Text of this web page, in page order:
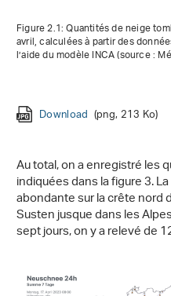
Figure 2.1: Quantités de neige
avril, calculées à partir des
l’aide du modèle INCA (source :
Download (png, 213 Ko)
Download (png, 230 Ko)
Download (png, 251 Ko)
Download (png, 234 Ko)
Download (png, 219 Ko)
Download (png, 240 Ko)
Download (png, 219 Ko)
Au total, on a enregistré les
indiquées dans la figure 3.
abondante sur la crête nord
Susten jusque dans les
sept jours, on y a relevé de